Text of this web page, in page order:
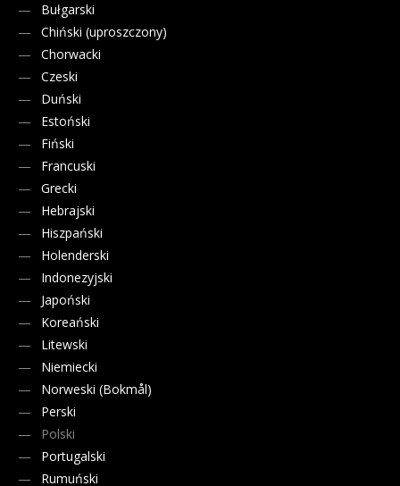
Bułgarski
Chiński (uproszczony)
Chorwacki
Czeski
Duński
Estoński
Fiński
Francuski
Grecki
Hebrajski
Hiszpański
Holenderski
Indonezyjski
Japoński
Koreański
Litewski
Niemiecki
Norweski (Bokmål)
Perski
Polski
Portugalski
Rumuński